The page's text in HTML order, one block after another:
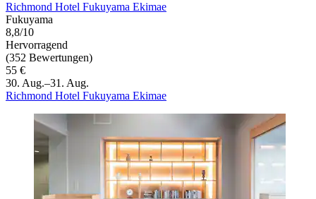
Richmond Hotel Fukuyama Ekimae
Fukuyama
8,8/10
Hervorragend
(352 Bewertungen)
55 €
30. Aug.–31. Aug.
Richmond Hotel Fukuyama Ekimae